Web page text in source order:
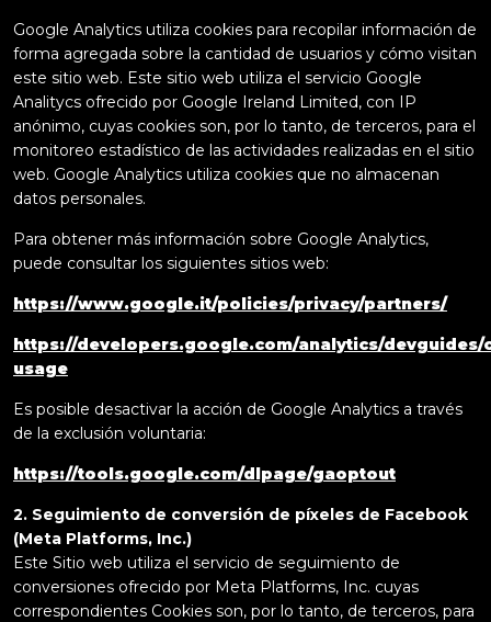
Google Analytics utiliza cookies para recopilar información de
forma agregada sobre la cantidad de usuarios y cómo visitan
este sitio web. Este sitio web utiliza el servicio Google
Analitycs ofrecido por Google Ireland Limited, con IP
anónimo, cuyas cookies son, por lo tanto, de terceros, para el
monitoreo estadístico de las actividades realizadas en el sitio
web. Google Analytics utiliza cookies que no almacenan
datos personales.
Para obtener más información sobre Google Analytics,
puede consultar los siguientes sitios web:
https://www.google.it/policies/privacy/partners/
https://developers.google.com/analytics/
usage
Es posible desactivar la acción de Google Analytics a través
de la exclusión voluntaria:
https://tools.google.com/dlpage/gaoptout
2. Seguimiento de conversión de píxeles de Facebook
(Meta Platforms, Inc.)
Este Sitio web utiliza el servicio de seguimiento de
conversiones ofrecido por Meta Platforms, Inc. cuyas
correspondientes Cookies son, por lo tanto, de terceros, para